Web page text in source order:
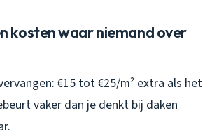
kosten waar niemand over
€15 tot €25/m² extra als het
vaker dan je denkt bij daken